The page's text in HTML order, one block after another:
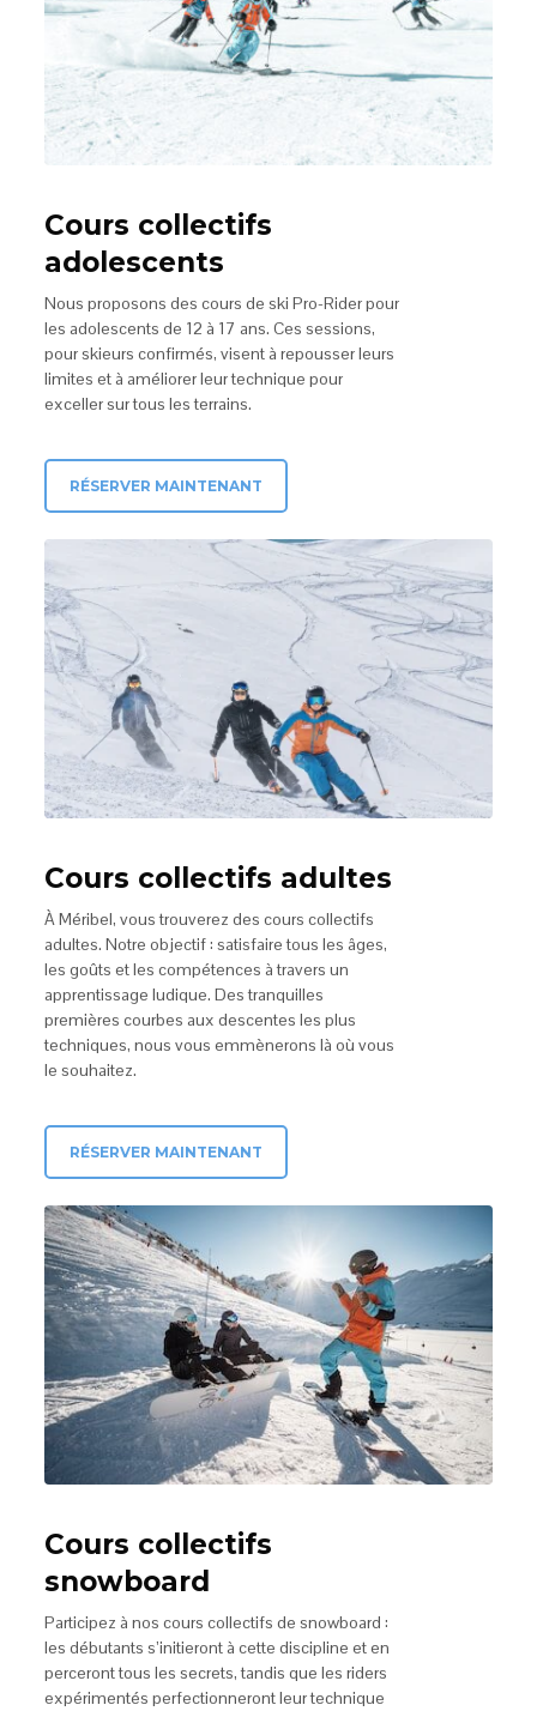
Cours collectifs
adolescents
Nous proposons des cours de ski Pro-Rider pour
les adolescents de 12 à 17 ans. Ces sessions,
pour skieurs confirmés, visent à repousser leurs
limites et à améliorer leur technique pour
exceller sur tous les terrains.
RÉSERVER MAINTENANT
Cours collectifs adultes
À Méribel, vous trouverez des cours collectifs
adultes. Notre objectif : satisfaire tous les âges,
les goûts et les compétences à travers un
apprentissage ludique. Des tranquilles
premières courbes aux descentes les plus
techniques, nous vous emmènerons là où vous
le souhaitez.
RÉSERVER MAINTENANT
Cours collectifs
snowboard
Participez à nos cours collectifs de snowboard :
les débutants s’initieront à cette discipline et en
perceront tous les secrets, tandis que les riders
expérimentés perfectionneront leur technique